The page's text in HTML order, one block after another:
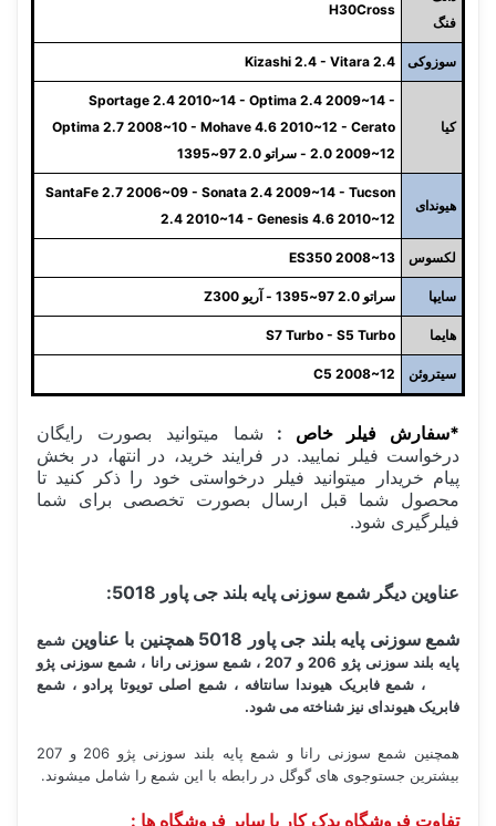
فنگ
H30Cross
سوزوکی Kizashi 2.4 - Vitara 2.4
کیا
Sportage 2.4 2010~14 - Optima 2.4 2009~14 -
Optima 2.7 2008~10 - Mohave 4.6 2010~12 - Cerato
2.0 2009~12 - سراتو 2.0 97~1395
هیوندای
SantaFe 2.7 2006~09 - Sonata 2.4 2009~14 - Tucson
2.4 2010~14 - Genesis 4.6 2010~12
لکسوس ES350 2008~13
سایپا سراتو 2.0 97~1395 - آریو Z300
هایما S7 Turbo - S5 Turbo
سیتروئن C5 2008~12
*سفارش فیلر خاص : شما میتوانید بصورت رایگان
درخواست فیلر نمایید. در فرایند خرید، در انتها، در بخش
پیام خریدار میتوانید فیلر درخواستی خود را ذکر کنید تا
محصول شما قبل ارسال بصورت تخصصی برای شما
فیلرگیری شود.
عناوین دیگر شمع سوزنی پایه بلند جی پاور 5018:
شمع سوزنی پایه بلند جی پاور 5018 همچنین با عناوین
شمع
پایه بلند سوزنی پژو 206 و 207 ، شمع سوزنی رانا ، شمع سوزنی پژو
207 ، شمع فابریک هیوندا سانتافه ، شمع اصلی تویوتا پرادو ، شمع
فابریک هیوندای نیز شناخته می شود.
همچنین شمع سوزنی رانا و شمع پایه بلند سوزنی پژو 206 و 207
بیشترین جستوجوی های گوگل در رابطه با این شمع را شامل میشوند.
تفاوت فروشگاه یدک کار با سایر فروشگاه ها :